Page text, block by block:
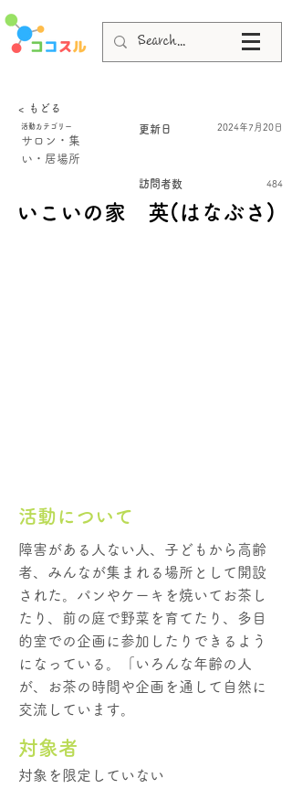
< もどる
活動カテゴリー
サロン・集
い・居場所
更新日 2024年7月20日
訪問者数 484
いこいの家 英(はなぶさ)
活動について
障害がある人ない人、子どもから高齢
者、みんなが集まれる場所として開設
された。パンやケーキを焼いてお茶し
たり、前の庭で野菜を育てたり、多目
的室での企画に参加したりできるよう
になっている。「いろんな年齢の人
が、お茶の時間や企画を通して自然に
交流しています。
​対象者
対象を限定していない